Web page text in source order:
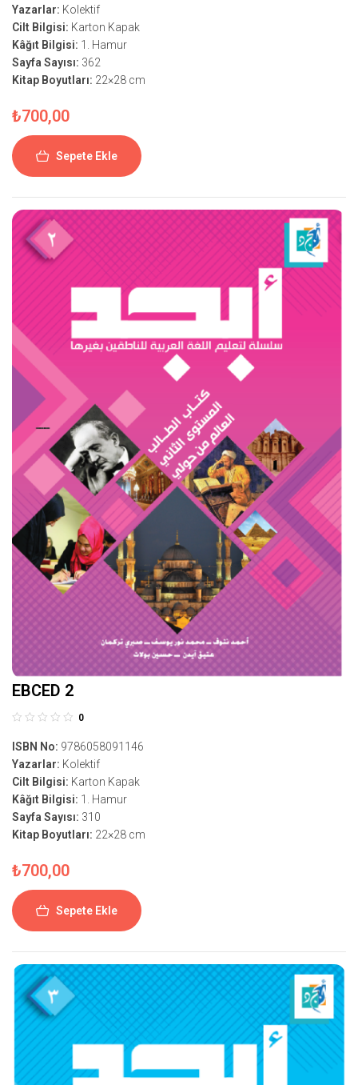
Yazarlar: Kolektif
Cilt Bilgisi: Karton Kapak
Kâğıt Bilgisi: 1. Hamur
Sayfa Sayısı: 362
Kitap Boyutları: 22×28 cm
₺700,00
Sepete Ekle
EBCED 2
0
ISBN No: 9786058091146
Yazarlar: Kolektif
Cilt Bilgisi: Karton Kapak
Kâğıt Bilgisi: 1. Hamur
Sayfa Sayısı: 310
Kitap Boyutları: 22×28 cm
₺700,00
Sepete Ekle